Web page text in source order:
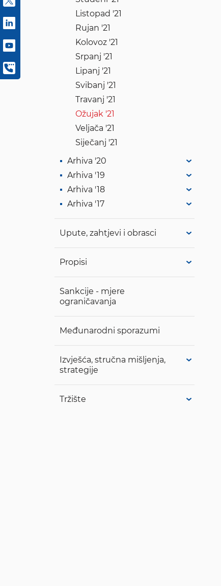
Listopad '21
Rujan '21
Kolovoz '21
Srpanj '21
Lipanj '21
Svibanj '21
Travanj '21
Ožujak '21
Veljača '21
Siječanj '21
Arhiva '20
Arhiva '19
Arhiva '18
Arhiva '17
Upute, zahtjevi i obrasci
Propisi
Sankcije - mjere
ograničavanja
Međunarodni sporazumi
Izvješća, stručna mišljenja,
strategije
Tržište